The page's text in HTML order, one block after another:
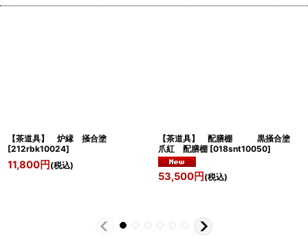
【茶道具】 炉縁 掻合塗
[212rbk10024]
11,800円 (税込)
【茶道具】 配膳棚 黒掻合塗
爪紅 配膳棚 [018snt10050]
53,500円 (税込)